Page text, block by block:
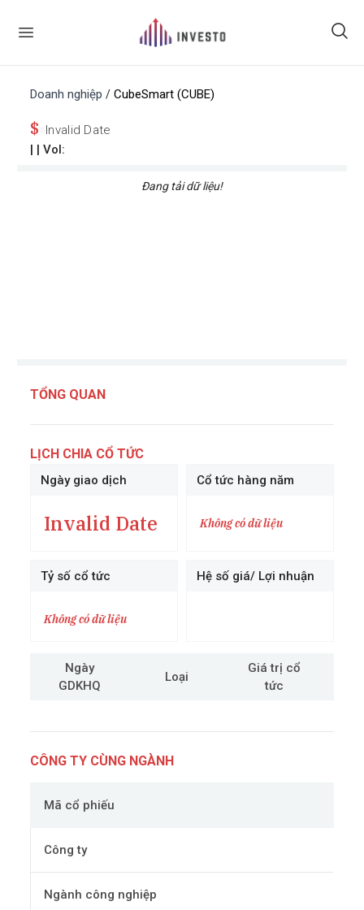
Doanh nghiệp / CubeSmart (CUBE)
$ Invalid Date
| | Vol:
Đang tải dữ liệu!
TỔNG QUAN
LỊCH CHIA CỔ TỨC
Ngày giao dịch
Invalid Date
Cổ tức hàng năm
Không có dữ liệu
Tỷ số cổ tức
Không có dữ liệu
Hệ số giá/ Lợi nhuận
Ngày
GDKHQ
Loại
Giá trị cổ
tức
CÔNG TY CÙNG NGÀNH
Mã cổ phiếu
Công ty
Ngành công nghiệp